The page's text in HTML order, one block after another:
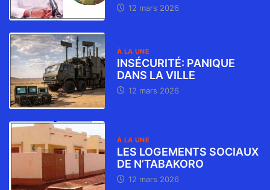
12 mars 2026
À LA UNE
INSÉCURITÉ: PANIQUE
DANS LA VILLE
12 mars 2026
À LA UNE
LES LOGEMENTS SOCIAUX
DE N’TABAKORO
12 mars 2026